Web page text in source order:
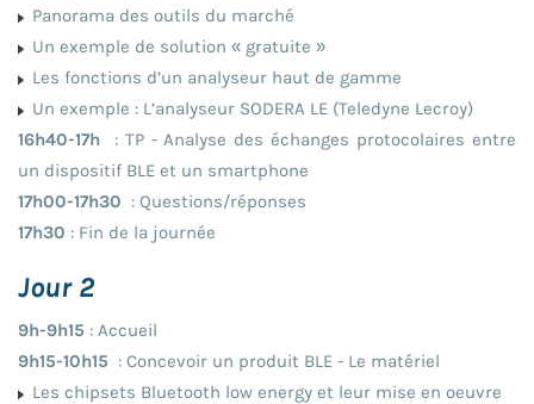
Panorama des outils du marché
Un exemple de solution « gratuite »
Les fonctions d’un analyseur haut de gamme
Un exemple : L’analyseur SODERA LE (Teledyne Lecroy)
16h40-17h
: TP - Analyse des échanges protocolaires entre
un dispositif BLE et un smartphone
17h00-17h30 : Questions/réponses
17h30 : Fin de la journée
Jour 2
9h-9h15 : Accueil
9h15-10h15 : Concevoir un produit BLE - Le matériel
Les chipsets Bluetooth low energy et leur mise en oeuvre